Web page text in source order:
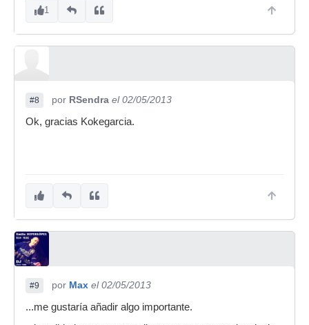
1
#8 por RSendra el 02/05/2013
Ok, gracias Kokegarcia.
#9 por Max el 02/05/2013
...me gustaría añadir algo importante.